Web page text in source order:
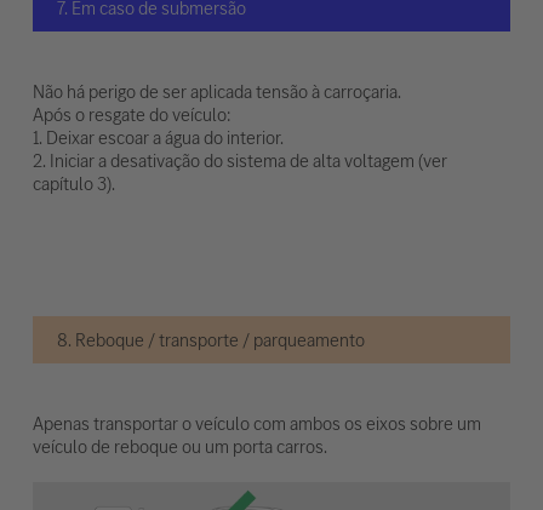
7. Em caso de submersão
Não há perigo de ser aplicada tensão à carroçaria.
Após o resgate do veículo:
1. Deixar escoar a água do interior.
2. Iniciar a desativação do sistema de alta voltagem (ver
capítulo 3).
8. Reboque / transporte / parqueamento
Apenas transportar o veículo com ambos os eixos sobre um
veículo de reboque ou um porta carros.